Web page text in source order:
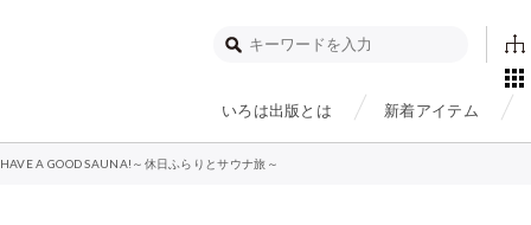
いろは出版とは 新着アイテム
HAVE A GOOD SAUNA!～休日ふらりとサウナ旅～